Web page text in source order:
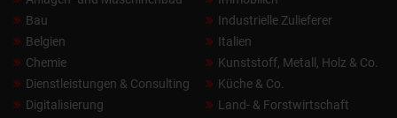
Bau
Belgien
Chemie
Dienstleistungen & Consulting
Digitalisierung
Industrielle Zulieferer
Italien
Kunststoff, Metall, Holz & Co.
Küche & Co.
Land- & Forstwirtschaft